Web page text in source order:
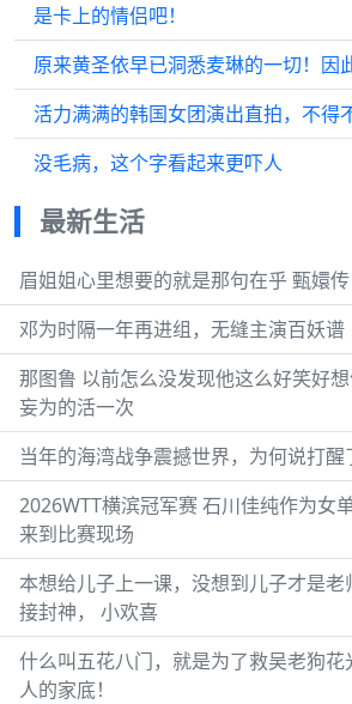
是卡上的情侣吧！
没毛病，这个字看起来更吓人
最新生活
眉姐姐心里想要的就是那句在乎 甄嬛传
邓为时隔一年再进组，无缝主演百妖谱
那图鲁 以前怎么没发现他这么好笑好
妄为的活一次
当年的海湾战争震撼世界，为何说打醒
2026WTT横滨冠军赛 石川佳纯作为女
来到比赛现场
本想给儿子上一课，没想到儿子才是
接封神， 小欢喜
什么叫五花八门，就是为了救吴老狗花
人的家底！